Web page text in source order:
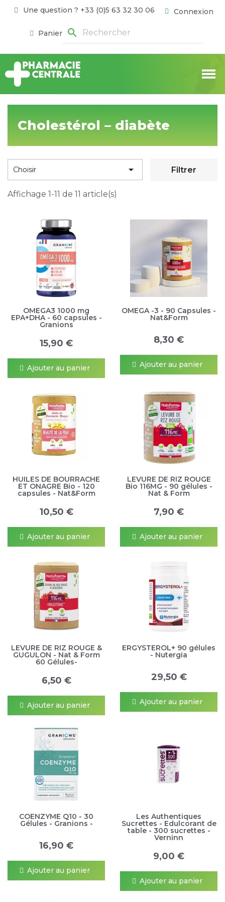
Une question ? +33 (0)5 63 32 30 06 Connexion
Panier search
Cholestérol – diabète
Choisir  Filtrer
Affichage 1-11 de 11 article(s)
OMEGA3 1000 mg
EPA+DHA - 60 capsules -
Granions
15,90 €
Ajouter au panier
OMEGA -3 - 90 Capsules -
Nat&Form
8,30 €
Ajouter au panier
HUILES DE BOURRACHE
ET ONAGRE Bio - 120
capsules - Nat&Form
10,50 €
Ajouter au panier
LEVURE DE RIZ ROUGE
Bio 116MG - 90 gélules -
Nat & Form
7,90 €
Ajouter au panier
LEVURE DE RIZ ROUGE &
GUGULON - Nat & Form
60 Gélules-
6,50 €
Ajouter au panier
ERGYSTEROL+ 90 gélules
- Nutergia
29,50 €
Ajouter au panier
COENZYME Q10 - 30
Gélules - Granions -
16,90 €
Ajouter au panier
Les Authentiques
Sucrettes - Edulcorant de
table - 300 sucrettes -
Verninn
9,00 €
Ajouter au panier